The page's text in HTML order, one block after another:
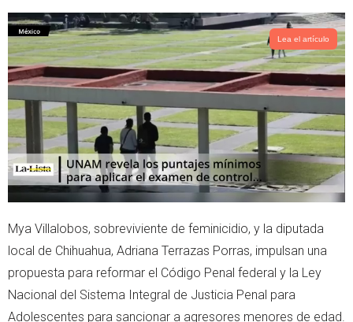
i
t
t
e
r
a
t
s
a
p
p
Lea el artículo
Mya Villalobos, sobreviviente de feminicidio, y la diputada
local de Chihuahua, Adriana Terrazas Porras, impulsan una
propuesta para reformar el Código Penal federal y la Ley
Nacional del Sistema Integral de Justicia Penal para
Adolescentes para sancionar a agresores menores de edad.